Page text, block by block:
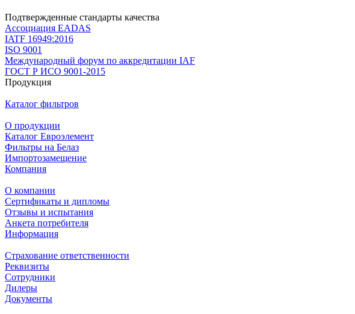
Подтвержденные стандарты качества
Ассоциация EADAS
IATF 16949:2016
ISO 9001
Международный форум по аккредитации IAF
ГОСТ Р ИСО 9001-2015
Продукция
Каталог фильтров
О продукции
Каталог Евроэлемент
Фильтры на Белаз
Импортозамещение
Компания
О компании
Сертификаты и дипломы
Отзывы и испытания
Анкета потребителя
Информация
Страхование ответственности
Реквизиты
Сотрудники
Дилеры
Документы